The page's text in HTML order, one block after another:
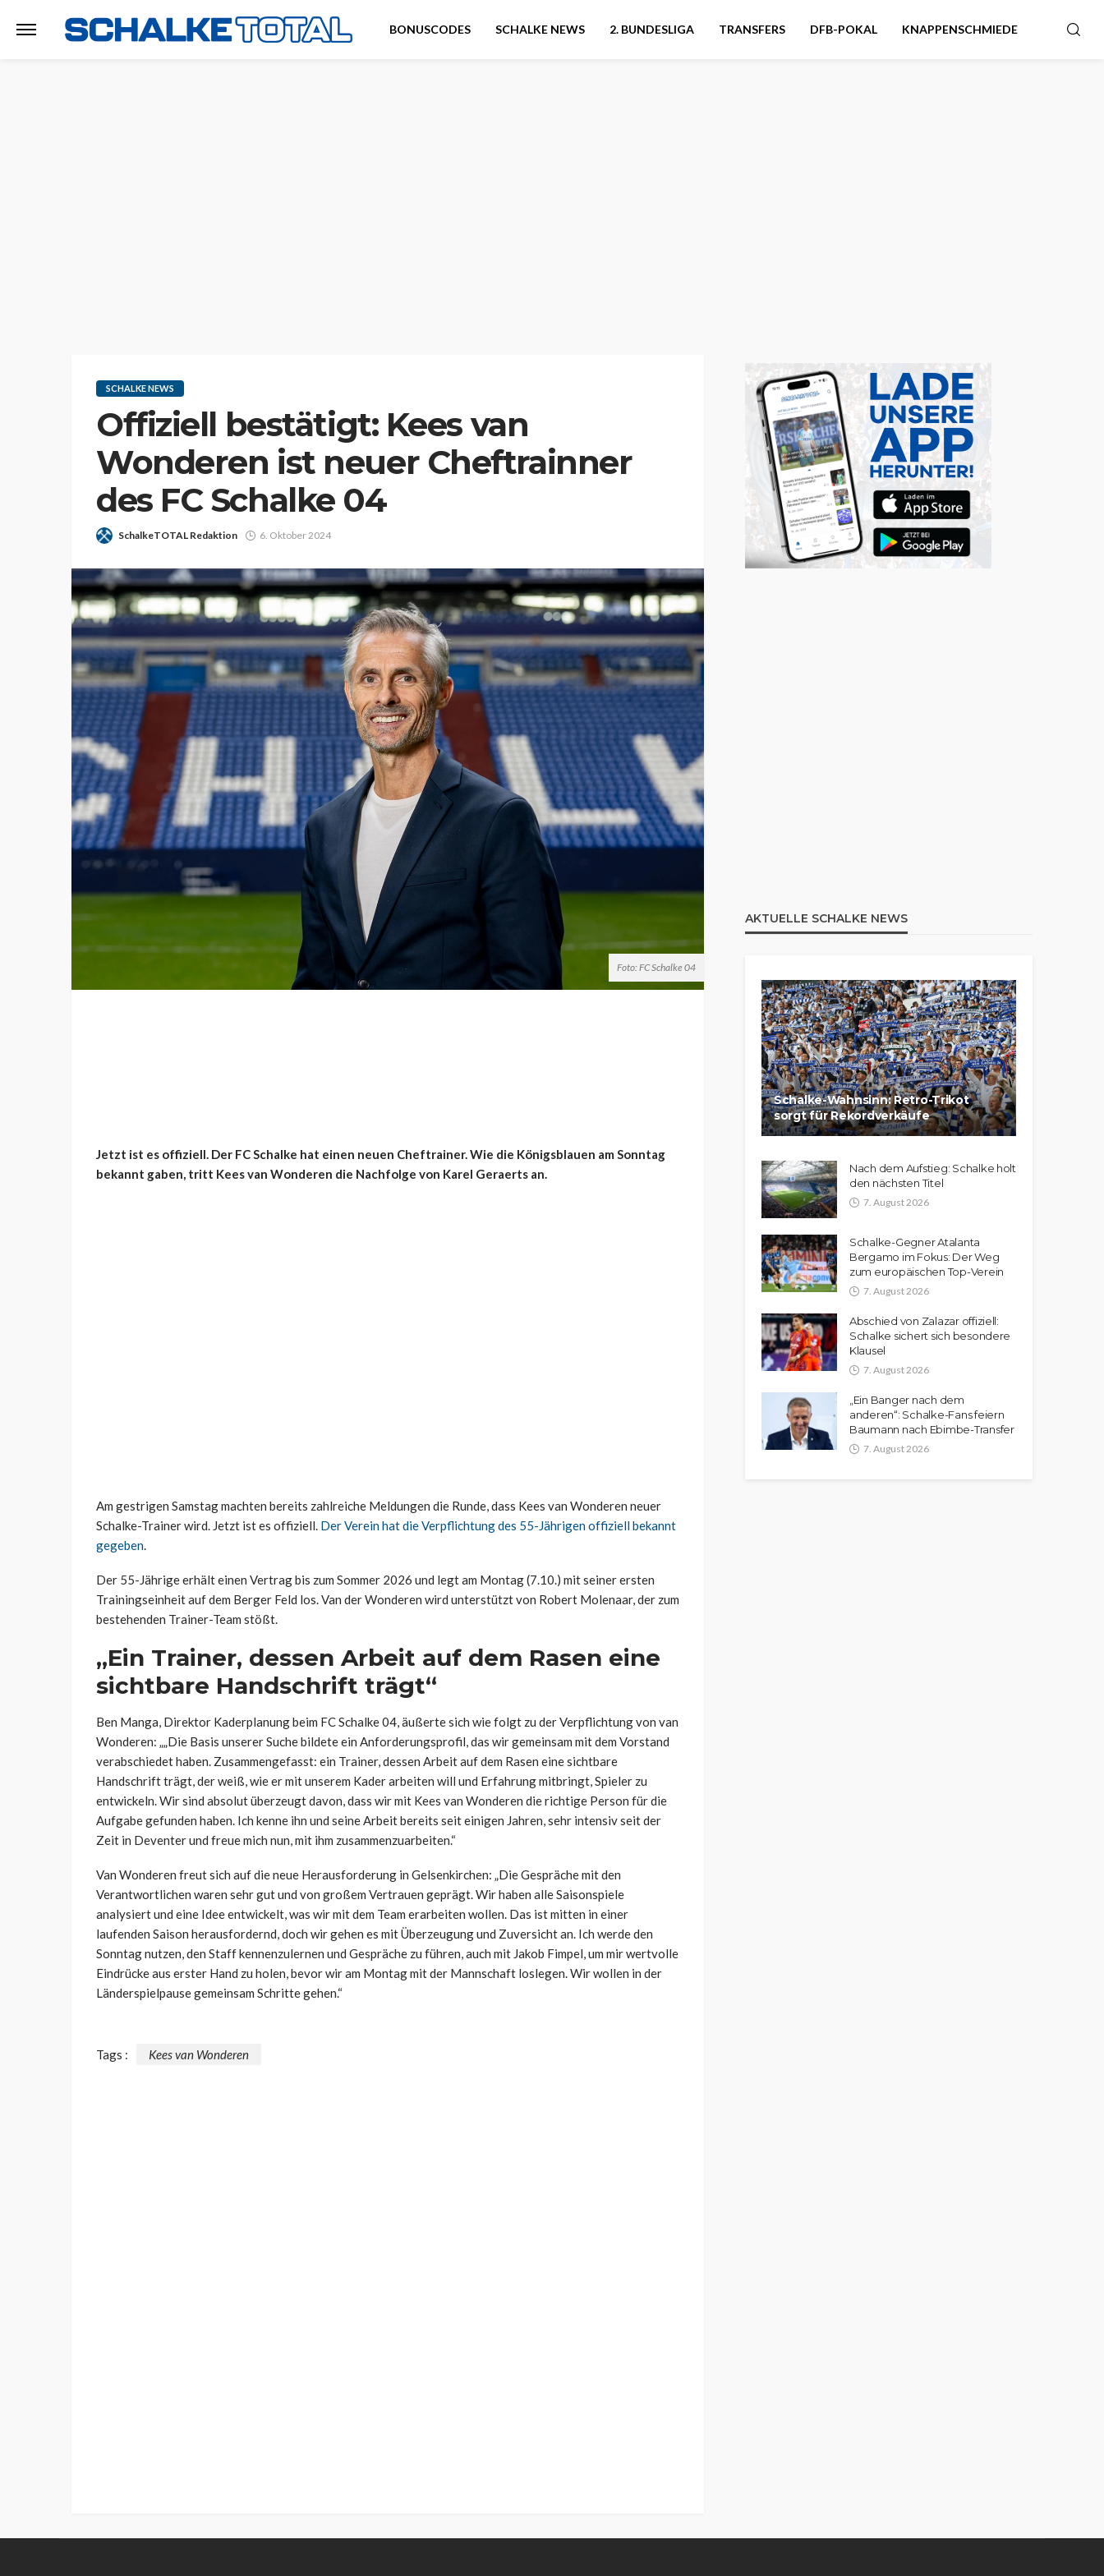
BONUSCODES SCHALKE NEWS 2. BUNDESLIGA TRANSFERS DFB-POKAL KNAPPENSCHMIEDE
SCHALKE NEWS
Offiziell bestätigt: Kees van
Wonderen ist neuer Cheftrainner
des FC Schalke 04
SchalkeTOTAL Redaktion 6. Oktober 2024
Foto: FC Schalke 04
Jetzt ist es offiziell. Der FC Schalke hat einen neuen Cheftrainer. Wie die Königsblauen am Sonntag
bekannt gaben, tritt Kees van Wonderen die Nachfolge von Karel Geraerts an.
Am gestrigen Samstag machten bereits zahlreiche Meldungen die Runde, dass Kees van Wonderen neuer
Schalke-Trainer wird. Jetzt ist es offiziell. Der Verein hat die Verpflichtung des 55-Jährigen offiziell bekannt
gegeben.
Der 55-Jährige erhält einen Vertrag bis zum Sommer 2026 und legt am Montag (7.10.) mit seiner ersten
Trainingseinheit auf dem Berger Feld los. Van der Wonderen wird unterstützt von Robert Molenaar, der zum
bestehenden Trainer-Team stößt.
„Ein Trainer, dessen Arbeit auf dem Rasen eine
sichtbare Handschrift trägt“
Ben Manga, Direktor Kaderplanung beim FC Schalke 04, äußerte sich wie folgt zu der Verpflichtung von van
Wonderen: „„Die Basis unserer Suche bildete ein Anforderungsprofil, das wir gemeinsam mit dem Vorstand
verabschiedet haben. Zusammengefasst: ein Trainer, dessen Arbeit auf dem Rasen eine sichtbare
Handschrift trägt, der weiß, wie er mit unserem Kader arbeiten will und Erfahrung mitbringt, Spieler zu
entwickeln. Wir sind absolut überzeugt davon, dass wir mit Kees van Wonderen die richtige Person für die
Aufgabe gefunden haben. Ich kenne ihn und seine Arbeit bereits seit einigen Jahren, sehr intensiv seit der
Zeit in Deventer und freue mich nun, mit ihm zusammenzuarbeiten.“
Van Wonderen freut sich auf die neue Herausforderung in Gelsenkirchen: „Die Gespräche mit den
Verantwortlichen waren sehr gut und von großem Vertrauen geprägt. Wir haben alle Saisonspiele
analysiert und eine Idee entwickelt, was wir mit dem Team erarbeiten wollen. Das ist mitten in einer
laufenden Saison herausfordernd, doch wir gehen es mit Überzeugung und Zuversicht an. Ich werde den
Sonntag nutzen, den Staff kennenzulernen und Gespräche zu führen, auch mit Jakob Fimpel, um mir wertvolle
Eindrücke aus erster Hand zu holen, bevor wir am Montag mit der Mannschaft loslegen. Wir wollen in der
Länderspielpause gemeinsam Schritte gehen.“
Tags : Kees van Wonderen
AKTUELLE SCHALKE NEWS
Schalke-Wahnsinn: Retro-Trikot
sorgt für Rekordverkäufe
Nach dem Aufstieg: Schalke holt
den nächsten Titel
7. August 2026
Schalke-Gegner Atalanta
Bergamo im Fokus: Der Weg
zum europäischen Top-Verein
7. August 2026
Abschied von Zalazar offiziell:
Schalke sichert sich besondere
Klausel
7. August 2026
„Ein Banger nach dem
anderen“: Schalke-Fans feiern
Baumann nach Ebimbe-Transfer
7. August 2026